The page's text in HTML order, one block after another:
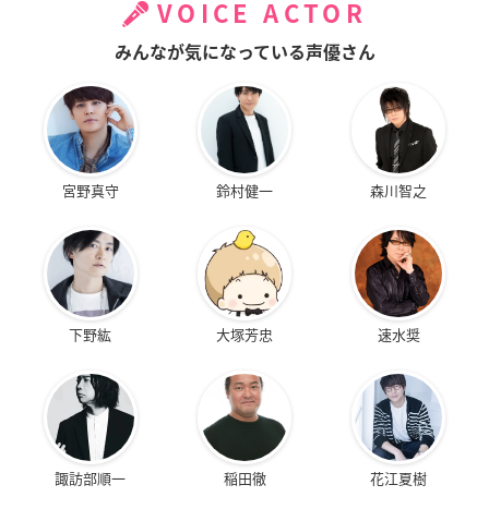
VOICE ACTOR
みんなが気になっている声優さん
宮野真守 鈴村健一 森川智之
下野紘 大塚芳忠 速水奨
諏訪部順一 稲田徹 花江夏樹